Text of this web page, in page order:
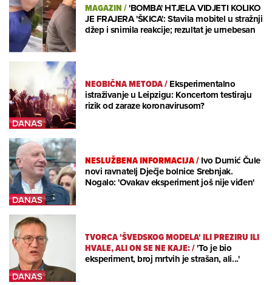
MAGAZIN/'BOMBA' HTJELA VIDJETI KOLIKO
JE FRAJERA 'ŠKICA': Stavila mobitel u stražnji
džep i snimila reakcije; rezultat je urnebesan
NEOBIČNA METODA/Eksperimentalno
istraživanje u Leipzigu: Koncertom testiraju
rizik od zaraze koronavirusom?
NESLUŽBENA INFORMACIJA/Ivo Dumić Čule
novi ravnatelj Dječje bolnice Srebnjak.
Nogalo: 'Ovakav eksperiment još nije viđen'
TVORCA 'ŠVEDSKOG MODELA' ILI PREZIRU ILI
HVALE, ALI ON SE NE KAJE:/'To je bio
eksperiment, broj mrtvih je strašan, ali...'